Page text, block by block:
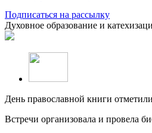
Подписаться на рассылку
Духовное образование и
День православной книги
Встречи организовала и провела